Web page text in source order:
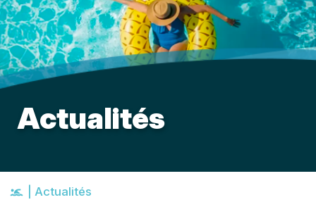
Actualités
Actualités